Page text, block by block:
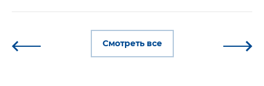
Смотреть все